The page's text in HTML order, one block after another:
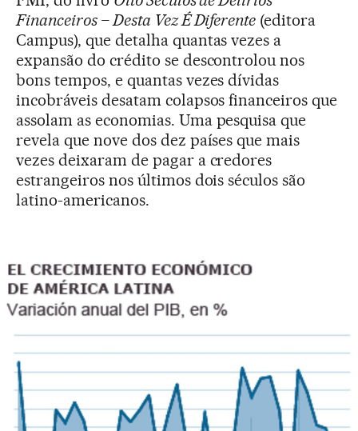
Financeiros – Desta Vez É Diferente (editora
Campus), que detalha quantas vezes a
expansão do crédito se descontrolou nos
bons tempos, e quantas vezes dívidas
incobráveis desatam colapsos financeiros que
assolam as economias. Uma pesquisa que
revela que nove dos dez países que mais
vezes deixaram de pagar a credores
estrangeiros nos últimos dois séculos são
latino-americanos.